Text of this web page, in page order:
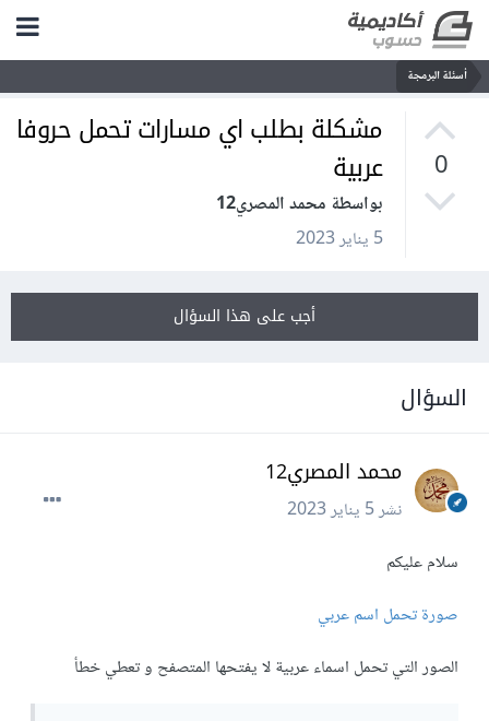
أسئلة البرمجة
0
مشكلة بطلب اي مسارات تحمل حروفا
عربية
بواسطة محمد المصري12
5 يناير 2023
أجب على هذا السؤال
السؤال
محمد المصري12
نشر5 يناير 2023
سلام عليكم
صورة تحمل اسم عربي
الصور التي تحمل اسماء عربية لا يفتحها المتصفح و تعطي خطأ